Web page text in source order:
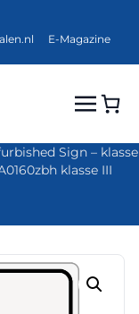
E-Magazine
Sign – klasse
klasse III